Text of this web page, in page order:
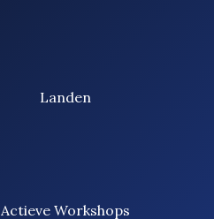
Landen
Actieve Workshops